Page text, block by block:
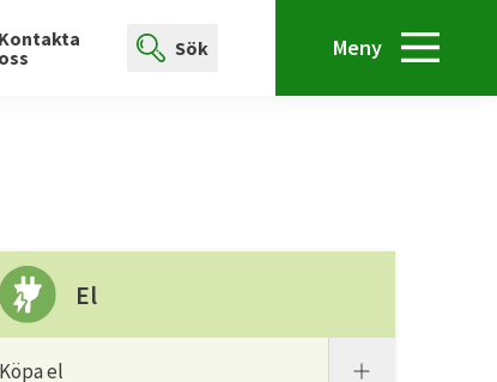
Kontakta
oss
Sök Meny
El
Köpa el